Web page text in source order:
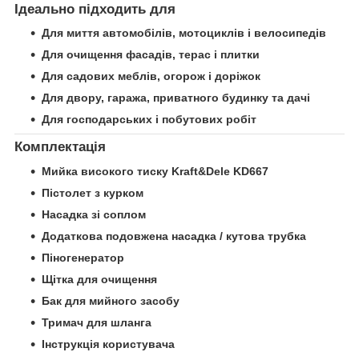
Ідеально підходить для
Для миття автомобілів, мотоциклів і велосипедів
Для очищення фасадів, терас і плитки
Для садових меблів, огорож і доріжок
Для двору, гаража, приватного будинку та дачі
Для господарських і побутових робіт
Комплектація
Мийка високого тиску Kraft&Dele KD667
Пістолет з курком
Насадка зі соплом
Додаткова подовжена насадка / кутова трубка
Піногенератор
Щітка для очищення
Бак для мийного засобу
Тримач для шланга
Інструкція користувача